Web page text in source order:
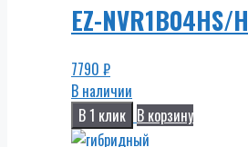
EZ-NVR1B04HS/H
7790 ₽
В наличии
В 1 клик В корзину